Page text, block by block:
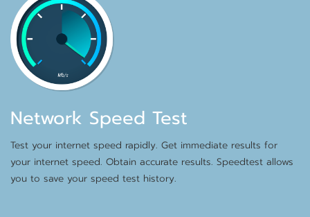
Network Speed Test
Test your internet speed rapidly. Get immediate results for
your internet speed. Obtain accurate results. Speedtest allows
you to save your speed test history.